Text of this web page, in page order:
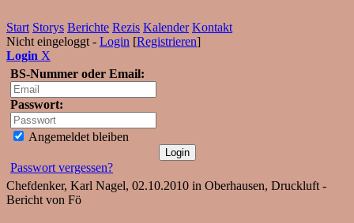
Start Storys Berichte Rezis Kalender Kontakt
Nicht eingeloggt - Login [Registrieren]
Login X
BS-Nummer oder Email:
Passwort:
Angemeldet bleiben
Passwort vergessen?
Chefdenker, Karl Nagel, 02.10.2010 in Oberhausen, Druckluft -
Bericht von Fö